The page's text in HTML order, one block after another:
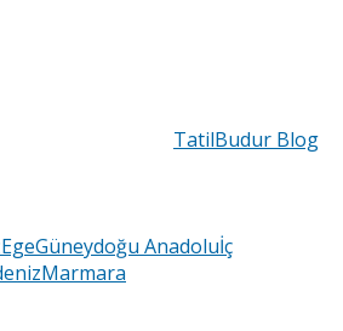
TatilBudur Blog
EgeGüneydoğu Anadoluİç
Marmara